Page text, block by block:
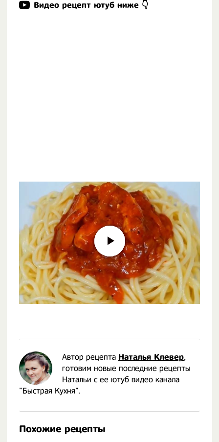
Видео рецепт ютуб ниже 👇
Автор рецепта Наталья Клевер,
готовим новые последние рецепты
Натальи с ее ютуб видео канала
"Быстрая Кухня".
Похожие рецепты